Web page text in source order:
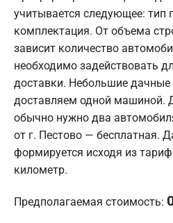
учитывается следующее: тип
комплектация. От объема
зависит количество
необходимо задействовать
доставки. Небольшие
доставляем одной машиной.
обычно нужно два
от г. Пестово — бесплатная.
формируется исходя из
километр.
Предполагаемая стоимость: